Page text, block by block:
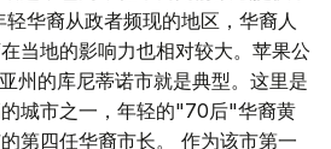
华裔从政者频现的地区，华裔人
当地的影响力也相对较大。苹果公
州的库尼蒂诺市就是典型。这里是
城市之一，年轻的"70后"华裔黄
第四任华裔市长。 作为该市第一